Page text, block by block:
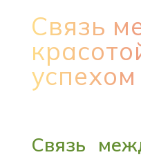
Связь
успехом
Связь